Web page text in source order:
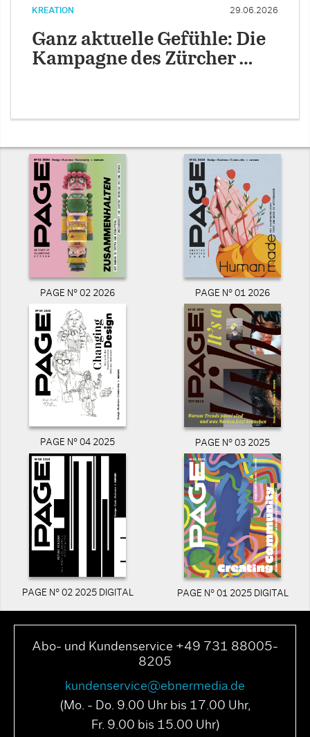
KREATION 29.06.2026
Ganz aktuelle Gefühle: Die
Kampagne des Zürcher …
PAGE N° 02 2026 PAGE N° 01 2026
PAGE N° 04 2025 PAGE N° 03 2025
PAGE N° 02 2025 DIGITAL PAGE N° 01 2025 DIGITAL
Abo- und Kundenservice +49 731 88005-
8205
kundenservice@ebnermedia.de
(Mo. - Do. 9.00 Uhr bis 17.00 Uhr,
Fr. 9.00 bis 15.00 Uhr)